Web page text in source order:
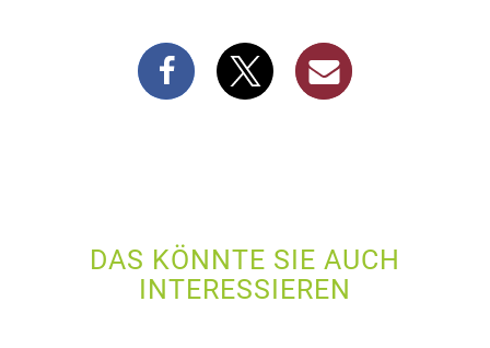
DAS KÖNNTE SIE AUCH
INTERESSIEREN